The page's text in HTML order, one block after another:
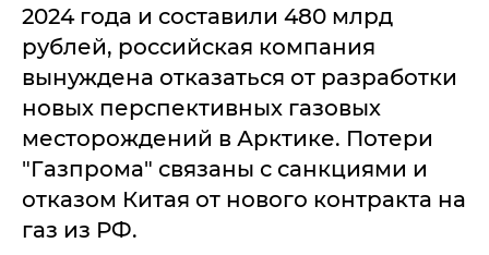
2024 года и составили 480 млрд
рублей, российская компания
вынуждена отказаться от разработки
новых перспективных газовых
месторождений в Арктике. Потери
"Газпрома" связаны с санкциями и
отказом Китая от нового контракта на
газ из РФ.